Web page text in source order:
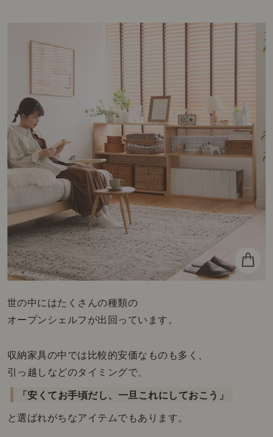
世の中にはたくさんの種類の
オープンシェルフが出回っています。
収納家具の中では比較的安価なものも多く、
引っ越しなどのタイミングで、
「安くてお手頃だし、一旦これにしておこう」
と選ばれがちなアイテムでもあります。